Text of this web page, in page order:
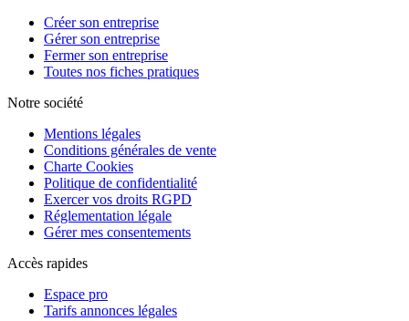
Créer son entreprise
Gérer son entreprise
Fermer son entreprise
Toutes nos fiches pratiques
Notre société
Mentions légales
Conditions générales de vente
Charte Cookies
Politique de confidentialité
Exercer vos droits RGPD
Réglementation légale
Gérer mes consentements
Accès rapides
Espace pro
Tarifs annonces légales